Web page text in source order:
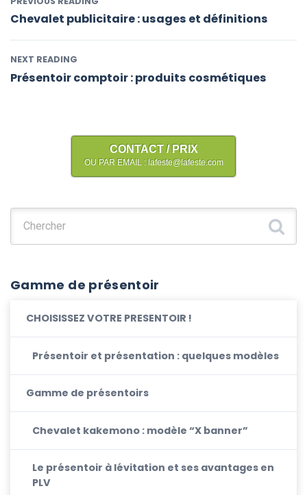
Chevalet publicitaire : usages et définitions
NEXT READING
Présentoir comptoir : produits cosmétiques
CONTACT / PRIX
OU PAR EMAIL : lafeste@lafeste.com
Gamme de présentoir
CHOISISSEZ VOTRE PRESENTOIR !
Présentoir et présentation : quelques modèles
Gamme de présentoirs
Chevalet kakemono : modèle “X banner”
Le présentoir à lévitation et ses avantages en
PLV